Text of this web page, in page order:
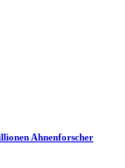
Ahnenforscher